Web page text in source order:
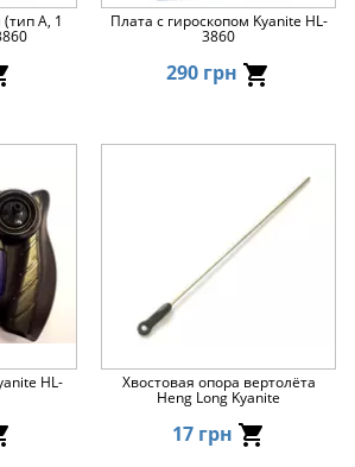
A, 1 Плата с гироскопом Kyanite HL-
3860
290 грн
HL- Хвостовая опора вертолёта
Heng Long Kyanite
17 грн